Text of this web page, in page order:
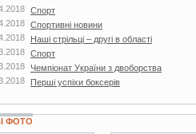
Спорт
Спортивні новини
Наші стрільці – другі в області
Спорт
Чемпіонат України з двоборства
Перші успіхи боксерів
ФОТО